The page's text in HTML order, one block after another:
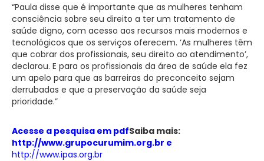
“Paula disse que é importante que as mulheres tenham
consciência sobre seu direito a ter um tratamento de
saúde digno, com acesso aos recursos mais modernos e
tecnológicos que os serviços oferecem. ‘As mulheres têm
que cobrar dos profissionais, seu direito ao atendimento’,
declarou. E para os profissionais da área de saúde ela fez
um apelo para que as barreiras do preconceito sejam
derrubadas e que a preservação da saúde seja
prioridade.”
Acesse a pesquisa em pdfSaiba mais:
http://www.grupocurumim.org.br e
http://www.ipas.org.br